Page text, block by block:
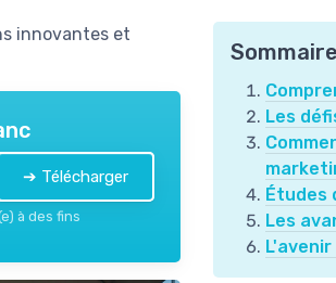
innovantes et
➔ Télécharger
à des fins
Sommaire
Les
Études
Les